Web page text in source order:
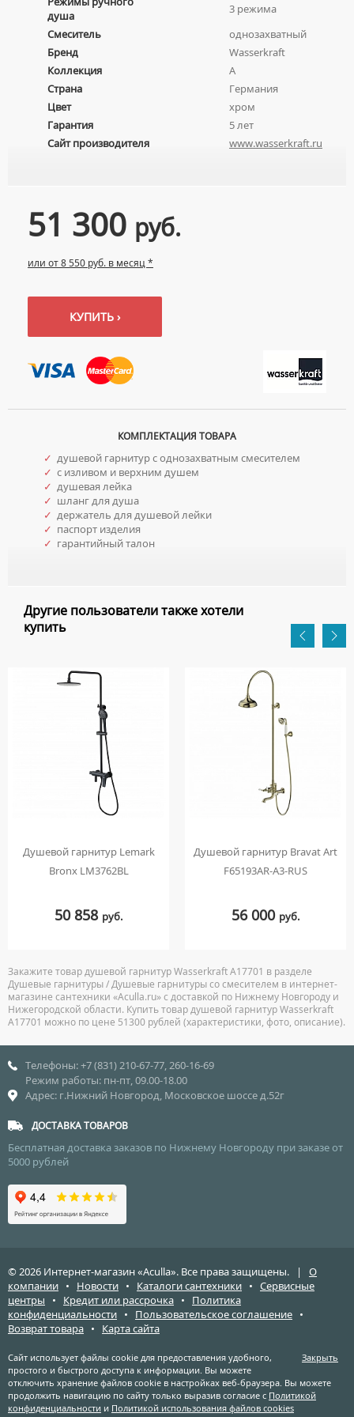
душа
3 режима
Смеситель
однозахватный
Бренд
Wasserkraft
Коллекция
A
Страна
Германия
Цвет
хром
Гарантия
5 лет
Сайт производителя
www.wasserkraft.ru
51 300 руб.
или от 8 550 руб. в месяц *
КУПИТЬ ›
КОМПЛЕКТАЦИЯ ТОВАРА
✓ душевой гарнитур с однозахватным смесителем
✓ с изливом и верхним душем
✓ душевая лейка
✓ шланг для душа
✓ держатель для душевой лейки
✓ паспорт изделия
✓ гарантийный талон
Другие пользователи также хотели
купить
Душевой гарнитур Lemark
Bronx LM3762BL
50 858 руб.
Душевой гарнитур Bravat Art
F65193AR-A3-RUS
56 000 руб.
Закажите товар душевой гарнитур Wasserkraft A17701 в разделе
Душевые гарнитуры / Душевые гарнитуры со смесителем в интернет-
магазине сантехники «Aculla.ru» с доставкой по Нижнему Новгороду и
Нижегородской области. Купить товар душевой гарнитур Wasserkraft
A17701 можно по цене 51300 рублей (характеристики, фото, описание).
УМЫВАЛЬНИКИ С ПЬЕДЕСТАЛАМИ
ПЬЕДЕСТАЛЫ ДЛЯ УМЫВАЛЬНИКОВ
ПОЛУПЬЕДЕСТАЛЫ ДЛЯ УМЫВАЛЬНИКОВ
КОМПЛЕКТУЮЩИЕ ДЛЯ УНИТАЗОВ
Телефоны: +7 (831) 210-67-77, 260-16-69
Режим работы: пн-пт, 09.00-18.00
Адрес: г.Нижний Новгород, Московское шоссе д.52г
ДОСТАВКА ТОВАРОВ
Бесплатная доставка заказов по Нижнему Новгороду при заказе от
5000 рублей
© 2026 Интернет-магазин «Aculla». Все права защищены. | О
компании • Новости • Каталоги сантехники • Сервисные
центры • Кредит или рассрочка • Политика
конфиденциальности • Пользовательское соглашение •
Возврат товара • Карта сайта
Закрыть
Сайт использует файлы cookie для предоставления удобного,
простого и быстрого доступа к информации. Вы можете
отключить хранение файлов cookie в настройках веб-браузера. Вы можете
продолжить навигацию по сайту только выразив согласие с Политикой
конфиденциальности и Политикой использования файлов cookies